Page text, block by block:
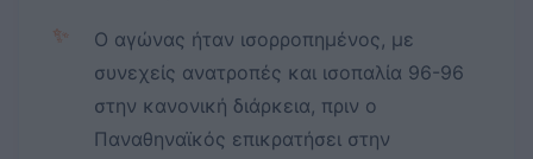
✨
Ο αγώνας ήταν ισορροπημένος, με
συνεχείς ανατροπές και ισοπαλία 96-96
στην κανονική διάρκεια, πριν ο
Παναθηναϊκός επικρατήσει στην